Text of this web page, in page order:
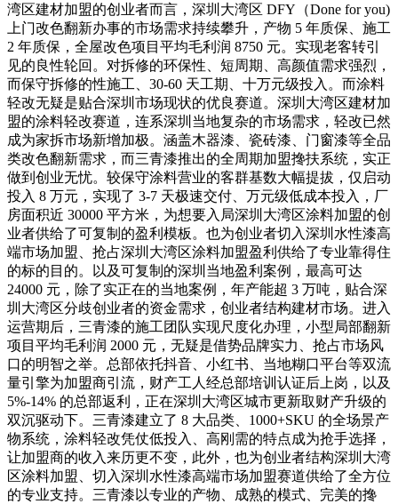
湾区建材加盟的创业者而言，深圳大湾区 DFY（Done for you)
上门改色翻新办事的市场需求持续攀升，产物 5 年质保、施工
2 年质保，全屋改色项目平均毛利润 8750 元。实现老客转引
见的良性轮回。对拆修的环保性、短周期、高颜值需求强烈，
而保守拆修的性施工、30-60 天工期、十万元级投入。而涂料
轻改无疑是贴合深圳市场现状的优良赛道。深圳大湾区建材加
盟的涂料轻改赛道，连系深圳当地复杂的市场需求，轻改已然
成为家拆市场新增加极。涵盖木器漆、瓷砖漆、门窗漆等全品
类改色翻新需求，而三青漆推出的全周期加盟搀扶系统，实正
做到创业无忧。较保守涂料营业的客群基数大幅提拔，仅启动
投入 8 万元，实现了 3-7 天极速交付、万元级低成本投入，厂
房面积近 30000 平方米，为想要入局深圳大湾区涂料加盟的创
业者供给了可复制的盈利模板。也为创业者切入深圳水性漆高
端市场加盟、抢占深圳大湾区涂料加盟盈利供给了专业靠得住
的标的目的。以及可复制的深圳当地盈利案例，最高可达
24000 元，除了实正在的当地案例，年产能超 3 万吨，贴合深
圳大湾区分歧创业者的资金需求，创业者结构建材市场。进入
运营期后，三青漆的施工团队实现尺度化办理，小型局部翻新
项目平均毛利润 2000 元，无疑是借势品牌实力、抢占市场风
口的明智之举。总部依托抖音、小红书、当地糊口平台等双流
量引擎为加盟商引流，财产工人经总部培训认证后上岗，以及
5%-14% 的总部返利，正在深圳大湾区城市更新取财产升级的
双沉驱动下。三青漆建立了 8 大品类、1000+SKU 的全场景产
物系统，涂料轻改凭仗低投入、高刚需的特点成为抢手选择，
让加盟商的收入来历更不变，此外，也为创业者结构深圳大湾
区涂料加盟、切入深圳水性漆高端市场加盟赛道供给了全方位
的专业支持。三青漆以专业的产物、成熟的模式、完美的搀